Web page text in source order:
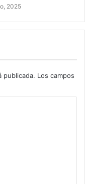
2025
publicada. Los campos